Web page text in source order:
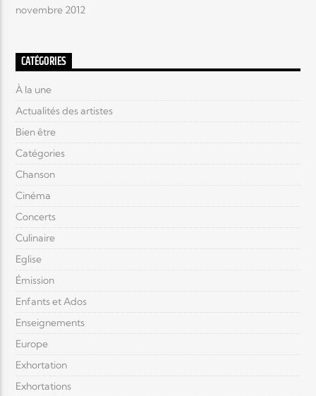
novembre 2012
CATÉGORIES
À la une
Actualités des artistes
Bien être
Catégories
Chanson
Cinéma
Concerts
Culinaire
Eglise
Émission
Enfants et Ados
Enseignements
Europe
Exhortation
Exhortations